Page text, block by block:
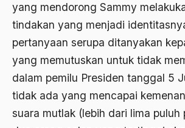
yang mendorong Sammy
tindakan yang menjadi
pertanyaan serupa ditanyakan
yang memutuskan untuk tidak
dalam pemilu Presiden tanggal 5
tidak ada yang mencapai
suara mutlak (lebih dari lima puluh
2004
2002
2001
2000
Aboulhasan Bani Sadr
abri
Abu AMrin Ibnu Alla'
Abu Bakar Ba’asyir